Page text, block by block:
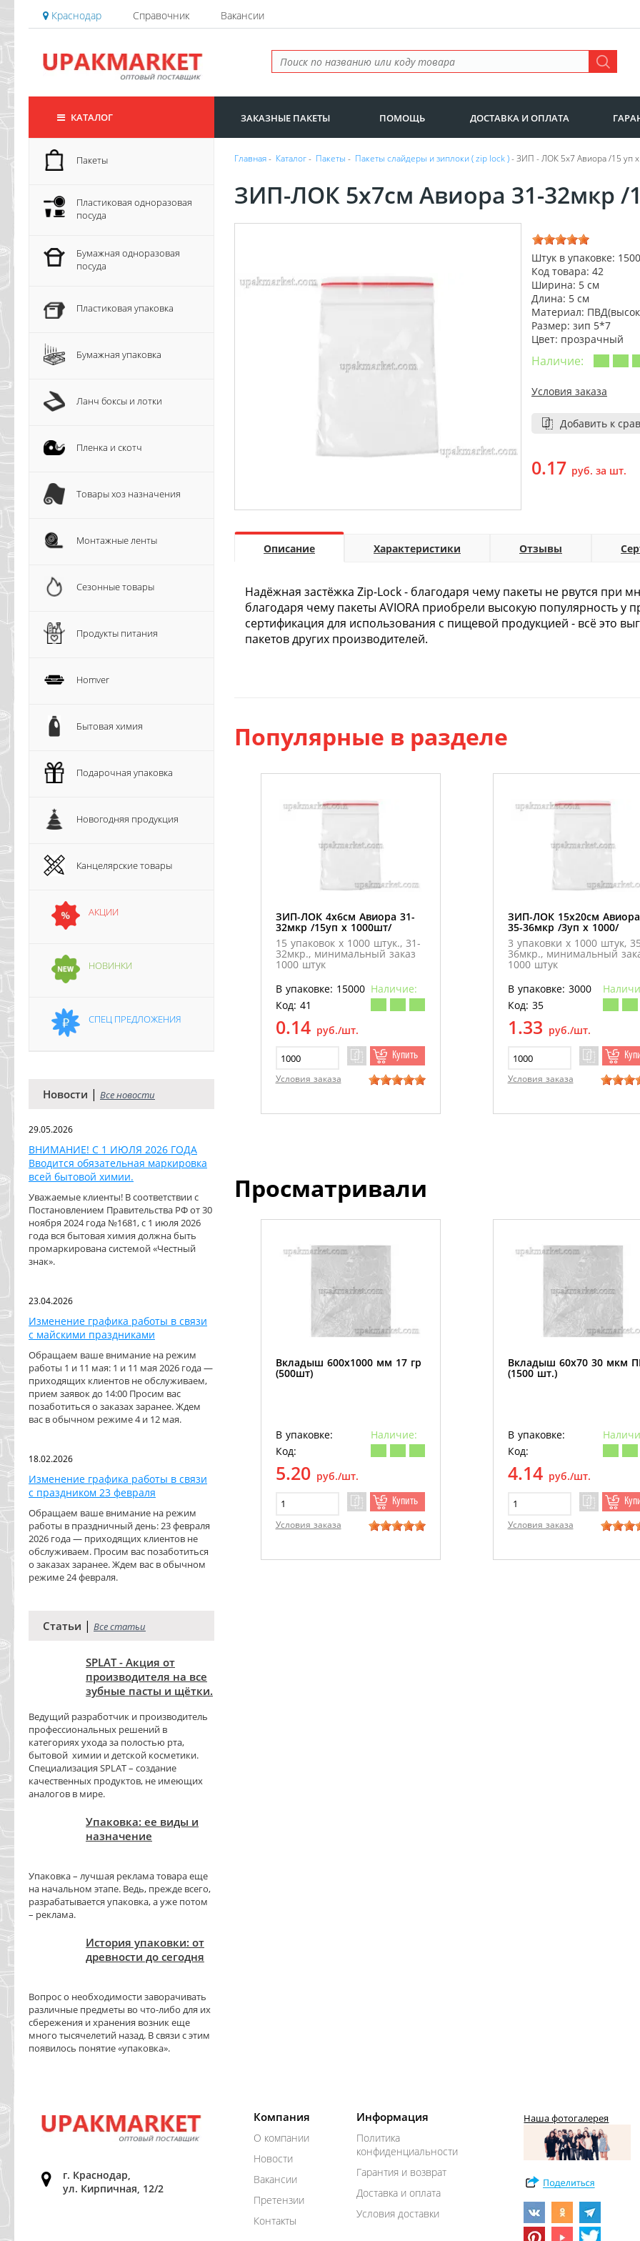
Краснодар Справочник Вакансии
КАТАЛОГ ЗАКАЗНЫЕ ПАКЕТЫ ПОМОЩЬ ДОСТАВКА И ОПЛАТА
Пакеты
Пластиковая одноразовая
посуда
Бумажная одноразовая
посуда
Пластиковая упаковка
Бумажная упаковка
Ланч боксы и лотки
Пленка и скотч
Товары хоз назначения
Монтажные ленты
Сезонные товары
Продукты питания
Homver
Бытовая химия
Подарочная упаковка
Новогодняя продукция
Канцелярские товары
АКЦИИ
НОВИНКИ
СПЕЦ ПРЕДЛОЖЕНИЯ
Новости | Все новости
29.05.2026
ВНИМАНИЕ! С 1 ИЮЛЯ 2026 ГОДА
Вводится обязательная маркировка
всей бытовой химии.
Уважаемые клиенты! В соответствии с
Постановлением Правительства РФ от 30
ноября 2024 года №1681, с 1 июля 2026
года вся бытовая химия должна быть
промаркирована системой «Честный
знак».
23.04.2026
Изменение графика работы в связи
с майскими праздниками
Обращаем ваше внимание на режим
работы 1 и 11 мая: 1 и 11 мая 2026 года —
приходящих клиентов не обслуживаем,
прием заявок до 14:00 Просим вас
позаботиться о заказах заранее. Ждем
вас в обычном режиме 4 и 12 мая.
18.02.2026
Изменение графика работы в связи
с праздником 23 февраля
Обращаем ваше внимание на режим
работы в праздничный день: 23 февраля
2026 года — приходящих клиентов не
обслуживаем. Просим вас позаботиться
о заказах заранее. Ждем вас в обычном
режиме 24 февраля.
Статьи | Все статьи
SPLAT - Акция от
производителя на все
зубные пасты и щётки.
Ведущий разработчик и производитель
профессиональных решений в
категориях ухода за полостью рта,
бытовой химии и детской косметики.
Специализация SPLAT – создание
качественных продуктов, не имеющих
аналогов в мире.
Упаковка: ее виды и
назначение
Упаковка – лучшая реклама товара еще
на начальном этапе. Ведь, прежде всего,
разрабатывается упаковка, а уже потом
– реклама.
История упаковки: от
древности до сегодня
Вопрос о необходимости заворачивать
различные предметы во что-либо для их
сбережения и хранения возник еще
много тысячелетий назад. В связи с этим
появилось понятие «упаковка».
Главная- Каталог- Пакеты - Пакеты слайдеры и зиплоки ( zip lock )- ЗИП - ЛОК 5х7 Авиора /15 уп
ЗИП-ЛОК 5х7см Авиора 31-32мкр /
Штук в упаковке:
Код товара: 42
Ширина: 5 см
Длина: 5 см
Материал:
Размер: зип 5*7
Цвет: прозрачный
Наличие:
Условия заказа
Добавить к
0.17 руб. за шт.
Описание Характеристики Отзывы
Надёжная застёжка Zip-Lock - благодаря чему пакеты не рвутся при
благодаря чему пакеты AVIORA приобрели высокую популярность у
сертификация для использования с пищевой продукцией - всё это
пакетов других производителей.
Популярные в разделе
ЗИП-ЛОК 4х6см Авиора 31-
32мкр /15уп х 1000шт/
15 упаковок х 1000 штук., 31-
32мкр., минимальный заказ
1000 штук
В упаковке: 15000 Наличие:
Код: 41
0.14 руб./шт.
Купить
Условия заказа
ЗИП-ЛОК 15х20см Авиора
35-36мкр /3уп х 1000/
3 упаковки х 1000 штук,
36мкр., минимальный
1000 штук
В упаковке: 3000
Код: 35
1.33 руб./шт.
Условия заказа
Просматривали
Вкладыш 600х1000 мм 17 гр
(500шт)
В упаковке:
Наличие:
Код:
5.20 руб./шт.
Купить
Условия заказа
Вкладыш 60х70 30 мкм
(1500 шт.)
В упаковке:
Код:
4.14 руб./шт.
Условия заказа
г. Краснодар,
ул. Кирпичная, 12/2
Компания
О компании
Новости
Вакансии
Претензии
Контакты
Информация
Политика
конфиденциальности
Гарантия и возврат
Доставка и оплата
Условия доставки
Наша фотогалерея